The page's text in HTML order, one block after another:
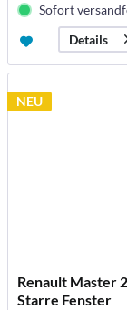
Sofort
Details
NEU
Renault Master
Starre Fenster